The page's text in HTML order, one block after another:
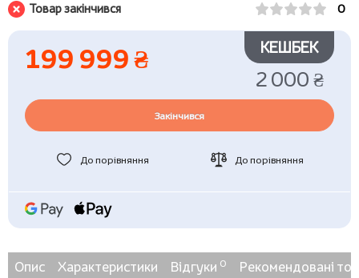
Товар закінчився 0
199 999 ₴ КЕШБЕК
2 000 ₴
Закінчився
До порівняння До порівняння
Опис Характеристики Відгуки 0 Рекомендовані